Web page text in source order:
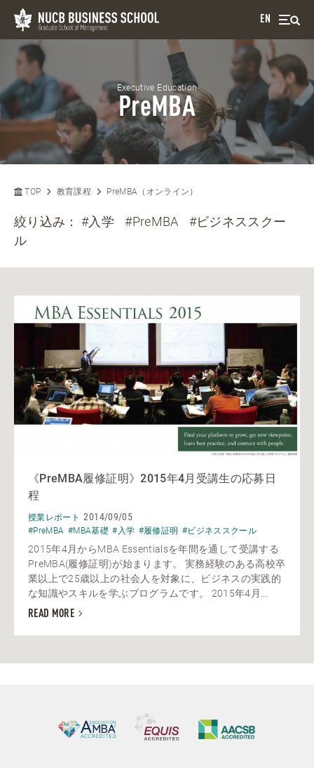
EN
Executive Education
PreMBA
TOP 教育課程 PreMBA（オンライン）
絞り込み：#入学 #PreMBA
#ビジネススクー
ル
《PreMBA履修証明》2015年4月受講生の応募日
程
授業レポート 2014/09/05
#PreMBA #MBA基礎 #入学 #履修証明 #ビジネススクール
2015年4月からMBA Essentialsを年間を通して受講する
PreMBA(履修証明)が始まります。 実務経験のある高校卒
業以上で25歳以上の社会人を対象に、ビジネスの実践的
な知識やスキルを学ぶプログラムです。 2015年4月...
READ MORE